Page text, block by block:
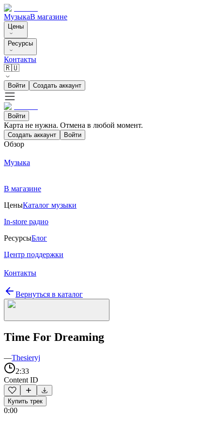
МузыкаВ магазине
Цены
Ресурсы
Контакты
🇷🇺
Войти Создать аккаунт
Войти
Карта не нужна. Отмена в любой момент.
Создать аккаунт Войти
Обзор
Музыка
В магазине
ЦеныКаталог музыки
In-store радио
РесурсыБлог
Центр поддержки
Контакты
Вернуться в каталог
Time For Dreaming
—Thesieryj
2:33
Content ID
Купить трек
0:00